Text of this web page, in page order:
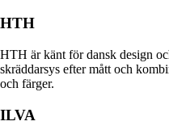
HTH
HTH är känt för dansk design
skräddarsys efter mått och
och färger.
ILVA